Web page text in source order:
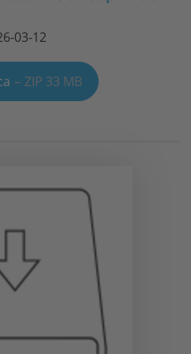
03-12
ZIP 33 MB